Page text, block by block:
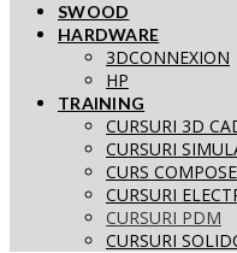
SWOOD
HARDWARE
3DCONNEXION
HP
TRAINING
CURSURI 3D
CURSURI
CURS
CURSURI
CURSURI PDM
CURSURI